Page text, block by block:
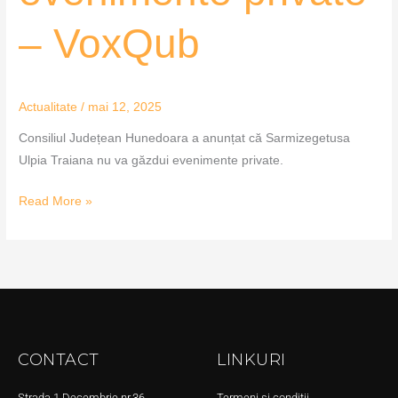
– VoxQub
Actualitate / mai 12, 2025
Consiliul Județean Hunedoara a anunțat că Sarmizegetusa
Ulpia Traiana nu va găzdui evenimente private.
Read More »
CONTACT LINKURI